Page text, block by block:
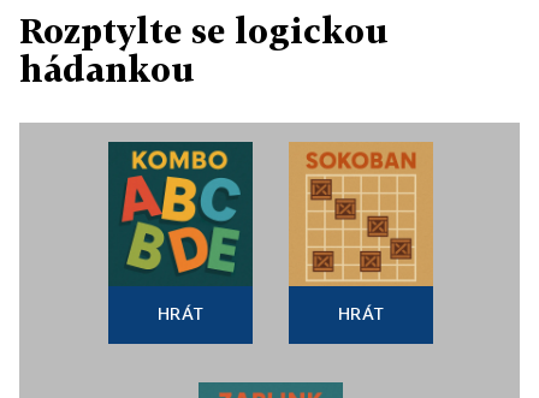
Rozptylte se logickou
hádankou
HRÁT HRÁT